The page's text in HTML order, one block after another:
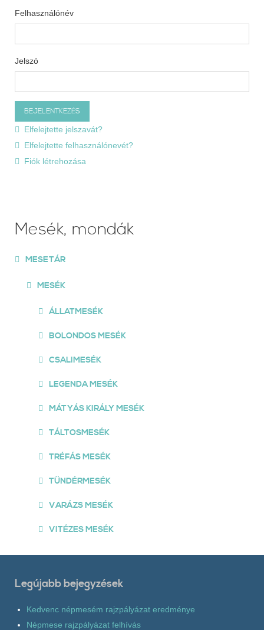
Felhasználónév
Jelszó
Elfelejtette jelszavát?
Elfelejtette felhasználónevét?
Fiók létrehozása
Mesék, mondák
MESETÁR
MESÉK
ÁLLATMESÉK
BOLONDOS MESÉK
CSALIMESÉK
LEGENDA MESÉK
MÁTYÁS KIRÁLY MESÉK
TÁLTOSMESÉK
TRÉFÁS MESÉK
TÜNDÉRMESÉK
VARÁZS MESÉK
VITÉZES MESÉK
Legújabb bejegyzések
Kedvenc népmesém rajzpályázat eredménye
Népmese rajzpályázat felhívás